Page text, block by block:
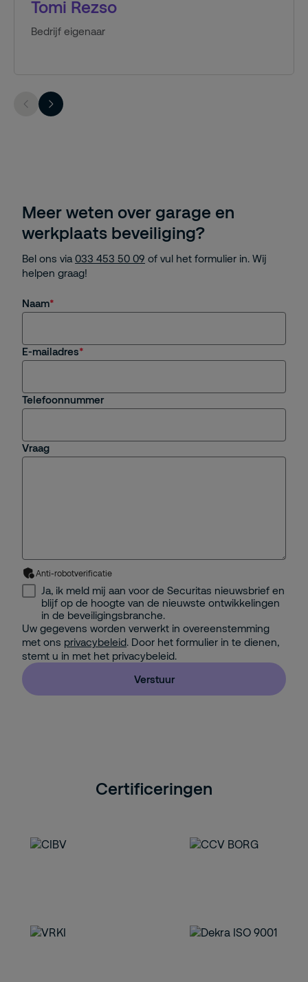
Tomi Rezso
Bedrijf eigenaar
Meer weten over garage en
werkplaats beveiliging?
Bel ons via 033 453 50 09 of vul het formulier in. Wij
helpen graag!
Naam
E-mailadres
Telefoonnummer
Vraag
Anti-robotverificatie
Ja, ik meld mij aan voor de Securitas nieuwsbrief en
blijf op de hoogte van de nieuwste ontwikkelingen
in de beveiligingsbranche.
Uw gegevens worden verwerkt in overeenstemming
met ons privacybeleid. Door het formulier in te dienen,
stemt u in met het privacybeleid.
Verstuur
Certificeringen